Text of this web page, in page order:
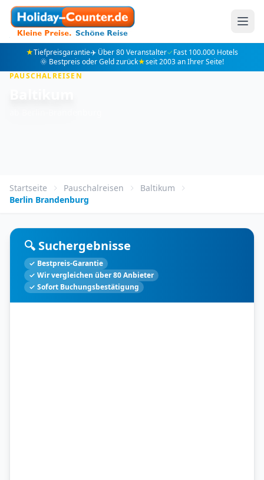
★Tiefpreisgarantie✈️ Über 80 Veranstalter✓Fast 100.000 Hotels
🌞 Bestpreis oder Geld zurück★seit 2003 an Ihrer Seite!
PAUSCHALREISEN
Startseite Pauschalreisen
Baltikum
Berlin Brandenburg
🔍 Suchergebnisse
✓ Bestpreis-Garantie
✓ Wir vergleichen über 80 Anbieter
✓ Sofort Buchungsbestätigung